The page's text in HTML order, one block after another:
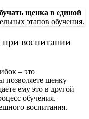
щенка в единой
этапов обучения.
воспитании
– это
позволяете щенку
ему это в другой
обучения.
воспитания.